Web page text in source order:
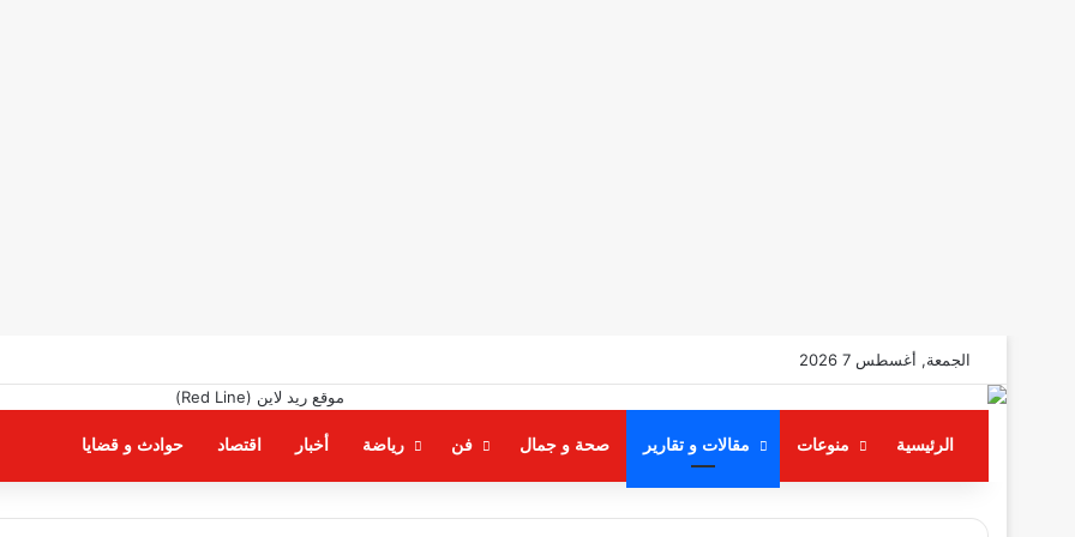
الجمعة, أغسطس 7 2026
الرئيسية منوعات مقالات و تقارير صحة و جمال فن رياضة أخبار اقتصاد حوادث و قضايا